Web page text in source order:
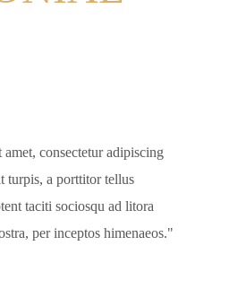
consectetur adipiscing
turpis, a porttitor tellus
taciti sociosqu ad litora
per inceptos himenaeos.